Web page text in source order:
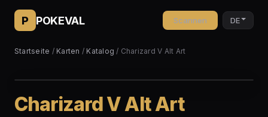
P POKEVAL Scannen DE
Startseite / Karten / Katalog / Charizard V Alt Art
Charizard V Alt Art